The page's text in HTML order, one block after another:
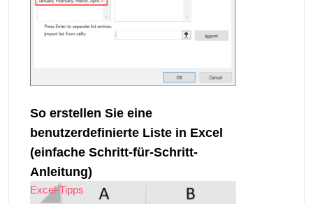
So erstellen Sie eine
benutzerdefinierte Liste in Excel
(einfache Schritt-für-Schritt-
Anleitung)
Excel-Tipps